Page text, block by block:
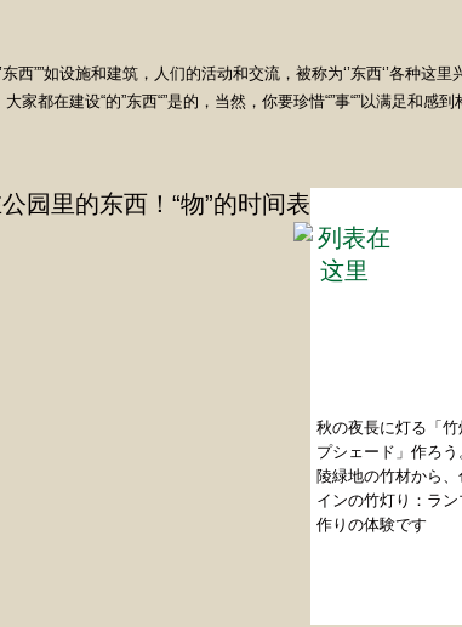
东西””如设施和建筑，人们的活动和交流，被称为‘’东西‘’各种这
家都在建设“的”东西“”是的，当然，你要珍惜“”事“”以满足和感到
秋の夜長に灯る「竹
プシェード」作ろ
陵緑地の竹材から
インの竹灯り：ラ
作りの体験です